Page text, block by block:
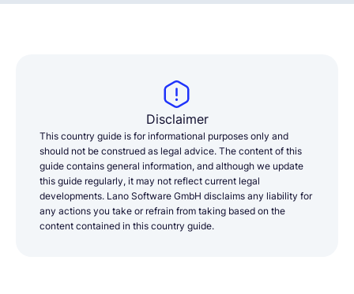
Disclaimer
This country guide is for informational purposes only and
should not be construed as legal advice. The content of this
guide contains general information, and although we update
this guide regularly, it may not reflect current legal
developments. Lano Software GmbH disclaims any liability for
any actions you take or refrain from taking based on the
content contained in this country guide.